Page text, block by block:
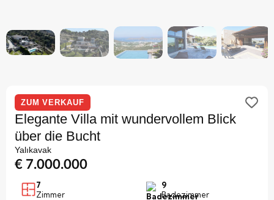
ZUM VERKAUF
Elegante Villa mit wundervollem Blick
über die Bucht
Yalıkavak
€ 7.000.000
7
Zimmer
9
Badezimmer